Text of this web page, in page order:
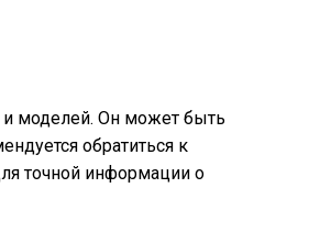
и моделей. Он может быть
обратиться к
точной информации о